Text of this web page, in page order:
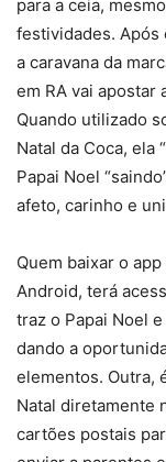
para a ceia,
festividades. Após
a caravana da
em RA vai apostar
Quando utilizado
Natal da Coca, ela
Papai Noel
afeto, carinho e
Quem baixar o
Android, terá
traz o Papai Noel
dando a
elementos. Outra,
Natal diretamente
cartões postais